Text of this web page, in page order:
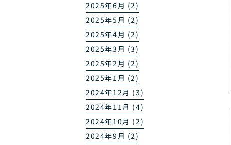
2025年6月 (2)
2025年5月 (2)
2025年4月 (2)
2025年3月 (3)
2025年2月 (2)
2025年1月 (2)
2024年12月 (3)
2024年11月 (4)
2024年10月 (2)
2024年9月 (2)